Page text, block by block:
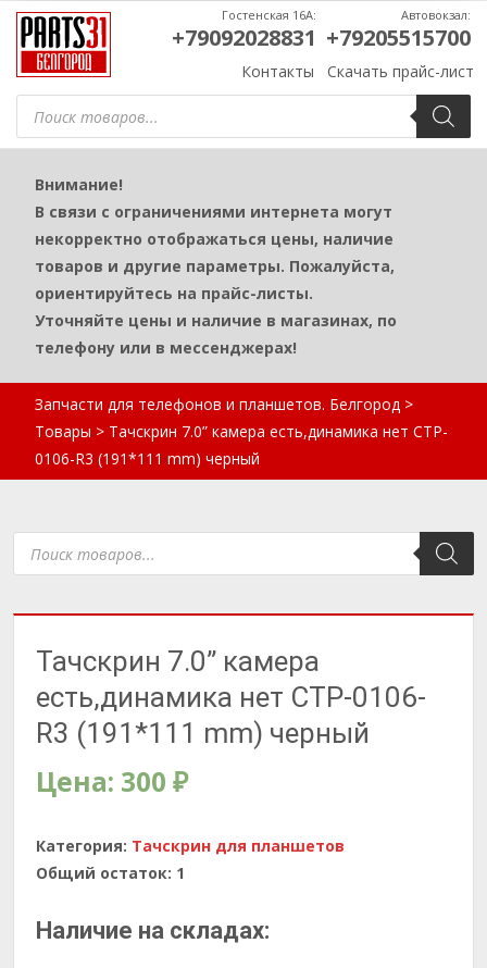
Поиск
товаров
Контакты Скачать прайс-лист
Гостенская 16А:
+79092028831
Автовокзал:
+79205515700
Внимание!
В связи с ограничениями интернета могут
некорректно отображаться цены, наличие
товаров и другие параметры. Пожалуйста,
ориентируйтесь на прайс-листы.
Уточняйте цены и наличие в магазинах, по
телефону или в мессенджерах!
Запчасти для телефонов и планшетов. Белгород >
Товары > Тачскрин 7.0” камера есть,динамика нет CTP-
0106-R3 (191*111 mm) черный
Поиск
товаров
Тачскрин 7.0” камера
есть,динамика нет CTP-0106-
R3 (191*111 mm) черный
Цена: 300 ₽
Категория: Тачскрин для планшетов
Общий остаток: 1
Наличие на складах: